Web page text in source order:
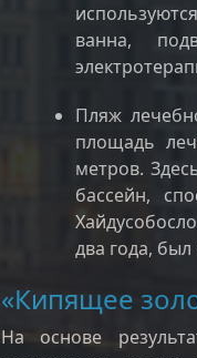
ванна,
Пляж
площадь
метров.
бассейн,
два года,
«Кипящее
На основе